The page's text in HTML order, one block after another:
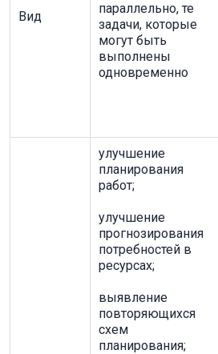
Вид
параллельно, те
задачи, которые
могут быть
выполнены
одновременно
улучшение
планирования
работ;
улучшение
прогнозирования
потребностей в
ресурсах;
выявление
повторяющихся
схем
планирования;